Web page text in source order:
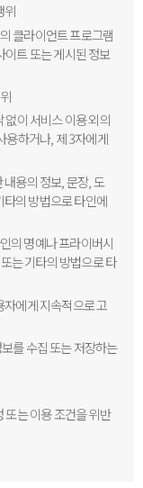
위
클라이언트 프로그램
이트 또는 게시된 정보
없이 서비스 이용 외의
용하거나, 제 3자에게
용의 정보, 문장, 도
의 방법으로 타인에
의 명예나 프라이버시
는 기타의 방법으로 타
에게 지속적으로 고
를 수집 또는 저장하는
또는 이용 조건을 위반